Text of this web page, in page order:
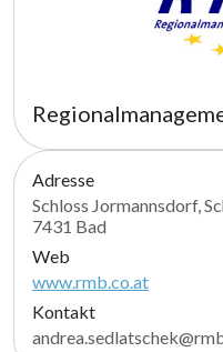
Adresse
Schloss Jormannsdorf,
7431 Bad
Web
www.rmb.co.at
Kontakt